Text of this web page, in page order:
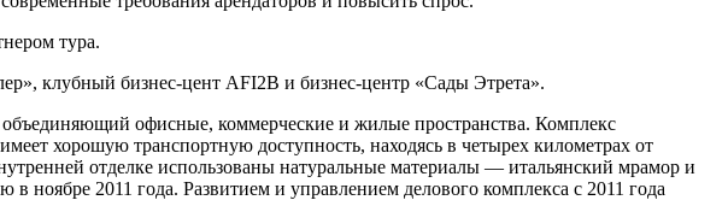
тура.
клубный бизнес-цент AFI2B и бизнес-центр «Сады Этрета».
офисные, коммерческие и жилые пространства. Комплекс
хорошую транспортную доступность, находясь в четырех километрах от
отделке использованы натуральные материалы — итальянский мрамор и
2011 года. Развитием и управлением делового комплекса с 2011 года